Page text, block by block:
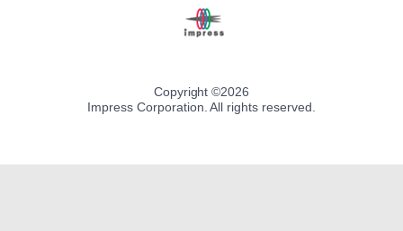
Copyright ©2026
Impress Corporation. All rights reserved.